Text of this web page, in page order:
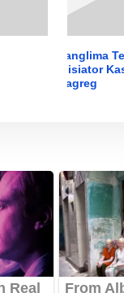
Panglima
Inisiator
Nagreg